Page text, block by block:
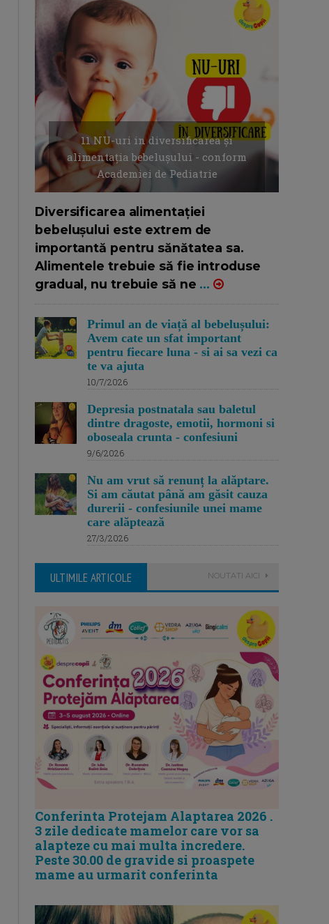
11 NU-uri in diversificarea și
alimentația bebelușului - conform
Academiei de Pediatrie
Diversificarea alimentației
bebelușului este extrem de
importantă pentru sănătatea sa.
Alimentele trebuie să fie introduse
gradual, nu trebuie să ne ...
Primul an de viață al bebelușului:
Avem cate un sfat important
pentru fiecare luna - si ai sa vezi ca
te va ajuta
10/7/2026
Depresia postnatala sau baletul
dintre dragoste, emotii, hormoni si
oboseala crunta - confesiuni
9/6/2026
Nu am vrut să renunț la alăptare.
Si am căutat până am găsit cauza
durerii - confesiunile unei mame
care alăptează
27/3/2026
ULTIMILE ARTICOLE NOUTATI AICI
Conferinta Protejam Alaptarea 2026 .
3 zile dedicate mamelor care vor sa
alapteze cu mai multa incredere.
Peste 30.00 de gravide si proaspete
mame au urmarit conferinta